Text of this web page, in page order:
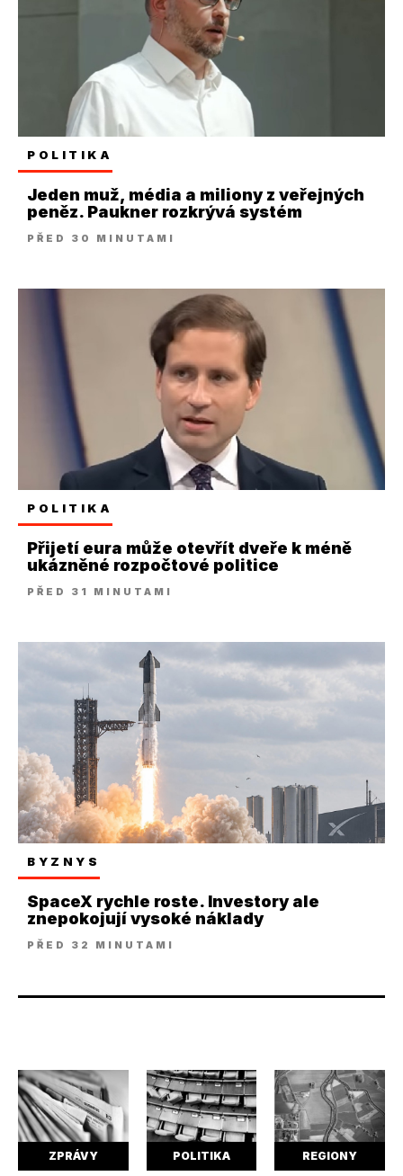
POLITIKA
Jeden muž, média a miliony z veřejných
peněz. Paukner rozkrývá systém
PŘED 30 MINUTAMI
POLITIKA
Přijetí eura může otevřít dveře k méně
ukázněné rozpočtové politice
PŘED 31 MINUTAMI
BYZNYS
SpaceX rychle roste. Investory ale
znepokojují vysoké náklady
PŘED 32 MINUTAMI
ZPRÁVY POLITIKA REGIONY